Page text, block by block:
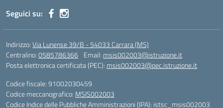
Seguici su:
Indirizzo:Via Lunense 39/B - 54033 Carrara (MS)
Centralino:0585786366 Email: msis002003@istruzione.it
Posta elettronica certificata (PEC): msis002003@pec.istruzione.it
Codice fiscale: 91002030459
Codice meccanografico: MSIS002003
Codice Indice delle Pubbliche Amministrazioni (IPA): istsc_msis002003